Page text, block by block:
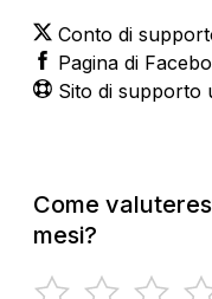
Conto di
Pagina di
Sito di supporto
Come
mesi?